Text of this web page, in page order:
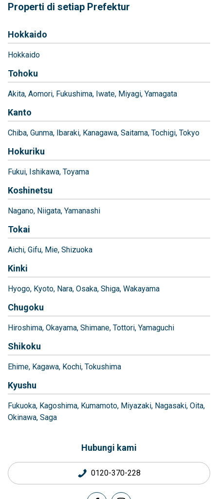
Properti di setiap Prefektur
Hokkaido
Hokkaido
Tohoku
Akita Aomori Fukushima Iwate Miyagi Yamagata
Kanto
Chiba Gunma Ibaraki Kanagawa Saitama Tochigi Tokyo
Hokuriku
Fukui Ishikawa Toyama
Koshinetsu
Nagano Niigata Yamanashi
Tokai
Aichi Gifu Mie Shizuoka
Kinki
Hyogo Kyoto Nara Osaka Shiga Wakayama
Chugoku
Hiroshima Okayama Shimane Tottori Yamaguchi
Shikoku
Ehime Kagawa Kochi Tokushima
Kyushu
Fukuoka Kagoshima Kumamoto Miyazaki Nagasaki Oita
Okinawa Saga
Hubungi kami
0120-370-228